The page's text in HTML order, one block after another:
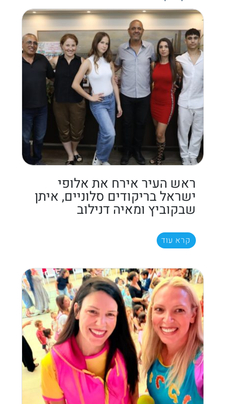
ראש העיר אירח את אלופי
ישראל בריקודים סלוניים, איתן
שבקוביץ ומאיה דנילוב
קרא עוד